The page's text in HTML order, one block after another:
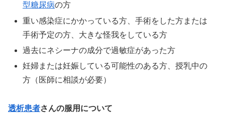
型糖尿病の方
重い感染症にかかっている方、手術をした方または
手術予定の方、大きな怪我をしている方
過去にネシーナの成分で過敏症があった方
妊婦または妊娠している可能性のある方、授乳中の
方（医師に相談が必要）
透析患者さんの服用について